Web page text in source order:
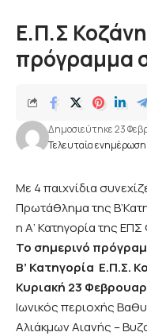
Ε.Π.Σ
πρόγραμμα
Τελευταία
Δημοσιεύτηκε 23
Με 4 παιχνίδια
Πρωτάθλημα της
η Α’ Κατηγορία της
Το σημερινό
Β’ Κατηγορία Ε.Π.Σ.
Κυριακή 23
Ιωνικός περιοχής
Αλιάκμων Αιανής –